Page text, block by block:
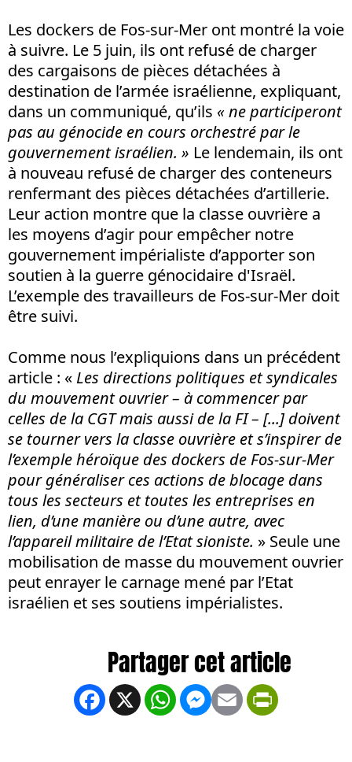
Les dockers de Fos-sur-Mer ont montré la voie
à suivre. Le 5 juin, ils ont refusé de charger
des cargaisons de pièces détachées à
destination de l’armée israélienne, expliquant,
dans un communiqué, qu’ils « ne participeront
pas au génocide en cours orchestré par le
gouvernement israélien. » Le lendemain, ils ont
à nouveau refusé de charger des conteneurs
renfermant des pièces détachées d’artillerie.
Leur action montre que la classe ouvrière a
les moyens d’agir pour empêcher notre
gouvernement impérialiste d’apporter son
soutien à la guerre génocidaire d'Israël.
L’exemple des travailleurs de Fos-sur-Mer doit
être suivi.
Comme nous l’expliquions dans un précédent
article : « Les directions politiques et syndicales
du mouvement ouvrier – à commencer par
celles de la CGT mais aussi de la FI – [...] doivent
se tourner vers la classe ouvrière et s’inspirer de
l’exemple héroïque des dockers de Fos-sur-Mer
pour généraliser ces actions de blocage dans
tous les secteurs et toutes les entreprises en
lien, d’une manière ou d’une autre, avec
l’appareil militaire de l’Etat sioniste. » Seule une
mobilisation de masse du mouvement ouvrier
peut enrayer le carnage mené par l’Etat
israélien et ses soutiens impérialistes.
Facebook
X WhatsApp
Messenger
Email